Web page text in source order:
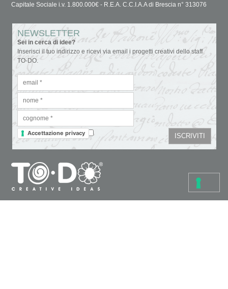
Capitale Sociale i.v. 1.800.000€ - R.E.A. C.C.I.A.A di Brescia n° 313076
NEWSLETTER
Sei in cerca di idee?
Inserisci il tuo indirizzo e ricevi via email i progetti creativi dello staff
TO-DO.
Accettazione privacy